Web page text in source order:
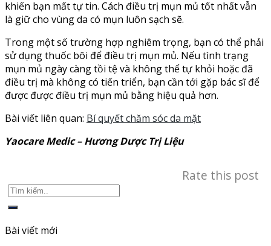
khiến bạn mất tự tin. Cách điều trị mụn mủ tốt nhất vẫn
là giữ cho vùng da có mụn luôn sạch sẽ.
Trong một số trường hợp nghiêm trọng, bạn có thể phải
sử dụng thuốc bôi để điều trị mụn mủ. Nếu tình trạng
mụn mủ ngày càng tồi tệ và không thể tự khỏi hoặc đã
điều trị mà không có tiến triển, bạn cần tới gặp bác sĩ để
được được điều trị mụn mủ bằng hiệu quả hơn.
Bài viết liên quan: Bí quyết chăm sóc da mặt
Yaocare Medic – Hương Dược Trị Liệu
Rate this post
Bài viết mới